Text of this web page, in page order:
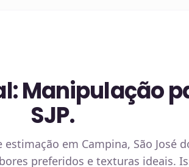
Manipulação
SJP.
em Campina, São José
preferidos e texturas ideais.